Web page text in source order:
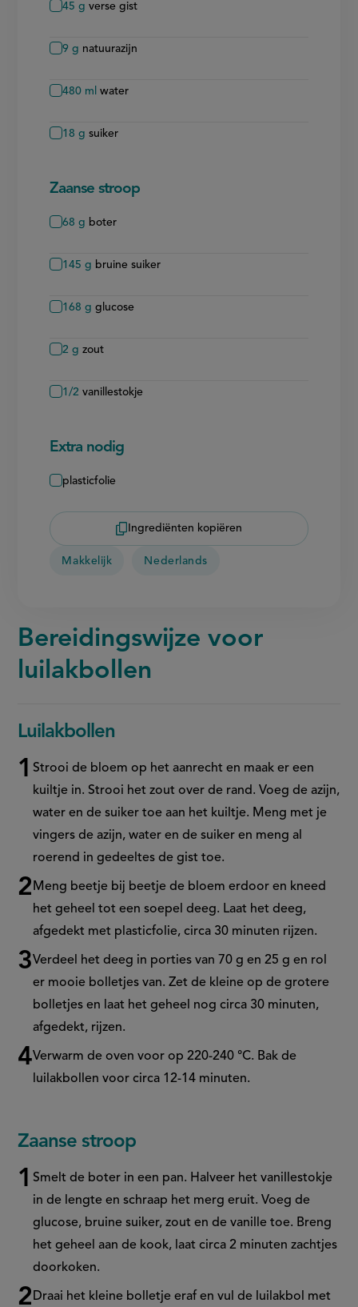
45 g verse gist
9 g natuurazijn
480 ml water
18 g suiker
Zaanse stroop
68 g boter
145 g bruine suiker
168 g glucose
2 g zout
1/2 vanillestokje
Extra nodig
plasticfolie
Ingrediënten kopiëren
Makkelijk Nederlands
Bereidingswijze voor
luilakbollen
Luilakbollen
Strooi de bloem op het aanrecht en maak er een
kuiltje in. Strooi het zout over de rand. Voeg de azijn,
water en de suiker toe aan het kuiltje. Meng met je
vingers de azijn, water en de suiker en meng al
roerend in gedeeltes de gist toe.
Meng beetje bij beetje de bloem erdoor en kneed
het geheel tot een soepel deeg. Laat het deeg,
afgedekt met plasticfolie, circa 30 minuten rijzen.
Verdeel het deeg in porties van 70 g en 25 g en rol
er mooie bolletjes van. Zet de kleine op de grotere
bolletjes en laat het geheel nog circa 30 minuten,
afgedekt, rijzen.
Verwarm de oven voor op 220-240 °C. Bak de
luilakbollen voor circa 12-14 minuten.
Zaanse stroop
Smelt de boter in een pan. Halveer het vanillestokje
in de lengte en schraap het merg eruit. Voeg de
glucose, bruine suiker, zout en de vanille toe. Breng
het geheel aan de kook, laat circa 2 minuten zachtjes
doorkoken.
Draai het kleine bolletje eraf en vul de luilakbol met